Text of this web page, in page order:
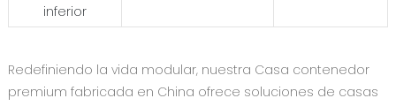
inferior
Redefiniendo la vida modular, nuestra ‌Casa contenedor
premium fabricada en China‌ ofrece soluciones de casas